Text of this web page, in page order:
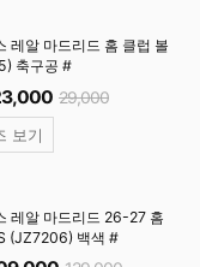
레알 마드리드 홈 클럽 볼
축구공 #
29,000
보기
레알 마드리드 26-27 홈
(JZ7206) 백색 #